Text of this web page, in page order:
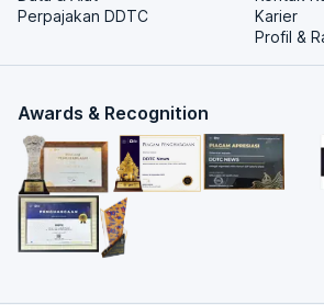
Perpajakan DDTC
Karier
Profil &
Awards & Recognition